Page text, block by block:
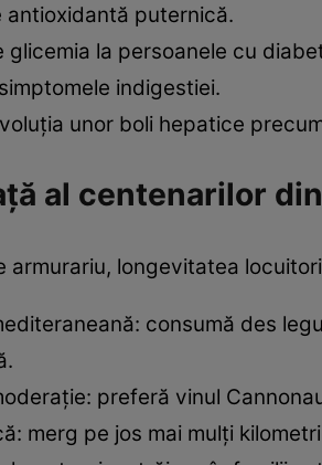
antioxidantă puternică.
glicemia la persoanele cu
indigestiei.
unor boli hepatice
al centenarilor
armurariu, longevitatea
consumă des
preferă vinul
merg pe jos mai mulți